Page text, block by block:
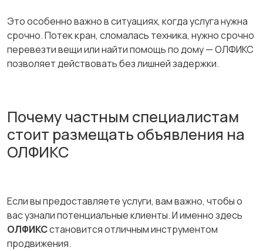
Это особенно важно в ситуациях, когда услуга нужна
срочно. Потек кран, сломалась техника, нужно срочно
перевезти вещи или найти помощь по дому — ОЛФИКС
позволяет действовать без лишней задержки.
Почему частным специалистам
стоит размещать объявления на
ОЛФИКС
Если вы предоставляете услуги, вам важно, чтобы о
вас узнали потенциальные клиенты. И именно здесь
ОЛФИКСстановится отличным инструментом
продвижения.